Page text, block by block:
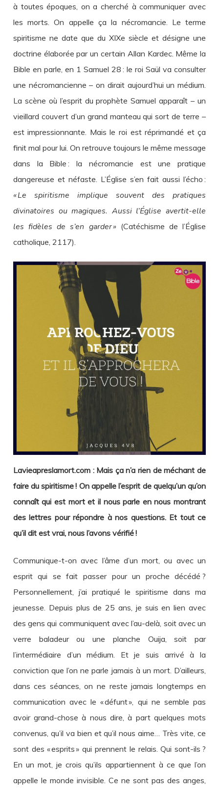
à toutes époques, on a cherché à communiquer avec
les morts. On appelle ça la nécromancie. Le terme
spiritisme ne date que du XIXe siècle et désigne une
doctrine élaborée par un certain Allan Kardec. Même la
Bible en parle, en 1 Samuel 28 : le roi Saül va consulter
une nécromancienne – on dirait aujourd’hui un médium.
La scène où l’esprit du prophète Samuel apparaît – un
vieillard couvert d’un grand manteau qui sort de terre –
est impressionnante. Mais le roi est réprimandé et ça
finit mal pour lui. On retrouve toujours le même message
dans la Bible : la nécromancie est une pratique
dangereuse et néfaste. L’Église s’en fait aussi l’écho :
« Le spiritisme implique souvent des pratiques
divinatoires ou magiques. Aussi l’Église avertit-elle
les fidèles de s’en garder »(Catéchisme de l’Église
catholique, 2117).
Lavieapreslamort.com : Mais ça n’a rien de méchant de
faire du spiritisme ! On appelle l’esprit de quelqu’un qu’on
connaît qui est mort et il nous parle en nous montrant
des lettres pour répondre à nos questions. Et tout ce
qu’il dit est vrai, nous l’avons vérifié !
Communique-t-on avec l’âme d’un mort, ou avec un
esprit qui se fait passer pour un proche décédé ?
Personnellement, j’ai pratiqué le spiritisme dans ma
jeunesse. Depuis plus de 25 ans, je suis en lien avec
des gens qui communiquent avec l’au-delà, soit avec un
verre baladeur ou une planche Ouija, soit par
l’intermédiaire d’un médium. Et je suis arrivé à la
conviction que l’on ne parle jamais à un mort. D’ailleurs,
dans ces séances, on ne reste jamais longtemps en
communication avec le « défunt », qui ne semble pas
avoir grand-chose à nous dire, à part quelques mots
convenus, qu’il va bien et qu’il nous aime… Très vite, ce
sont des « esprits » qui prennent le relais. Qui sont-ils ?
En un mot, je crois qu’ils appartiennent à ce que l’on
appelle le monde invisible. Ce ne sont pas des anges,